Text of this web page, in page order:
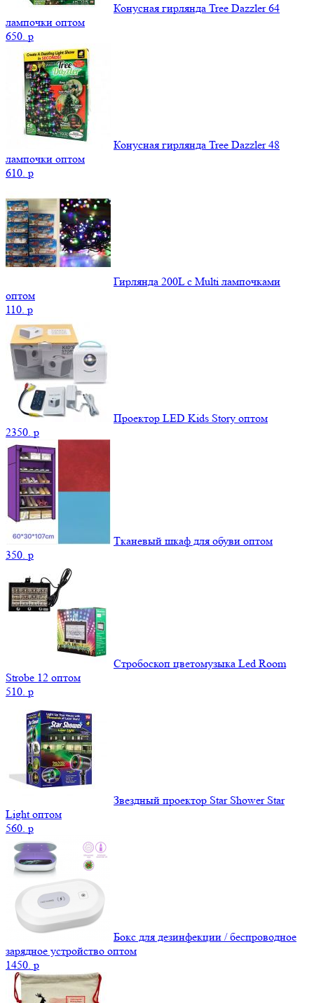
Конусная гирлянда Tree Dazzler 64
лампочки оптом
650. p
Конусная гирлянда Tree Dazzler 48
лампочки оптом
610. p
Гирлянда 200L с Multi лампочками
оптом
110. p
Проектор LED Kids Story оптом
2350. p
Тканевый шкаф для обуви оптом
350. p
Стробоскоп цветомузыка Led Room
Strobe 12 оптом
510. p
Звездный проектор Star Shower Star
Light оптом
560. p
Бокс для дезинфекции / беспроводное
зарядное устройство оптом
1450. p